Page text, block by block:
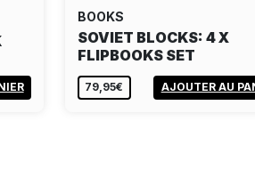
BOOKS
SOVIET BLOCKS: 4 X
FLIPBOOKS SET
79,95€ AJOUTER AU